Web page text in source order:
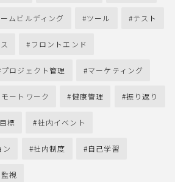
ムビルディング ツール テスト
フロントエンド
プロジェクト管理 マーケティング
モートワーク 健康管理 振り返り
目標 社内イベント
ン 社内制度 自己学習
視